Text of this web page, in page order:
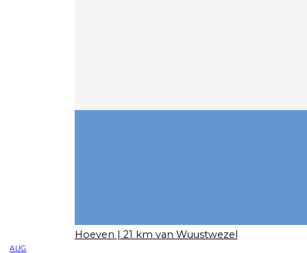
Hoeven | 21 km van Wuustwezel
AUG